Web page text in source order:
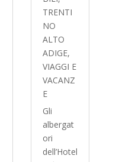
TRENTI
NO
ALTO
ADIGE,
VIAGGI E
VACANZ
E
Gli
albergat
ori
dell’Hotel